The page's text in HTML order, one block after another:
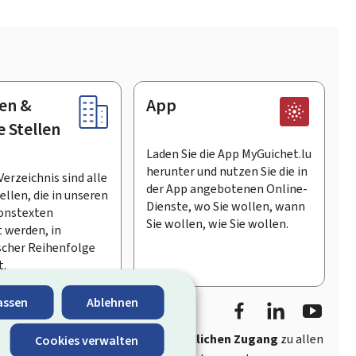
Ablehnen
Cookies verwalten
&
Stellen
sind alle
die in unseren
in
Reihenfolge
App
Laden Sie die App MyGuichet.lu
herunter und nutzen Sie die in
der App angebotenen Online-
Dienste, wo Sie wollen, wann
Sie wollen, wie Sie wollen.
FacebookLinkedIn
schnellen und benutzerfreundlichen Zugang zu allen